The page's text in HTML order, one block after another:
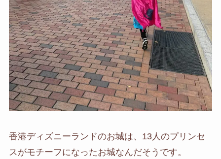
香港ディズニーランドのお城は、13人のプリンセ
スがモチーフになったお城なんだそうです。